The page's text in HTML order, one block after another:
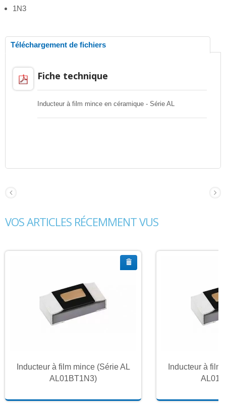
1N3
Téléchargement de fichiers
Fiche technique
Inducteur à film mince en céramique - Série AL
VOS ARTICLES RÉCEMMENT VUS
Inducteur à film mince (Série AL
AL01BT1N3)
Inducteur à